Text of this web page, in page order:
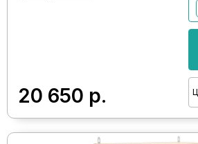
20 650 р.